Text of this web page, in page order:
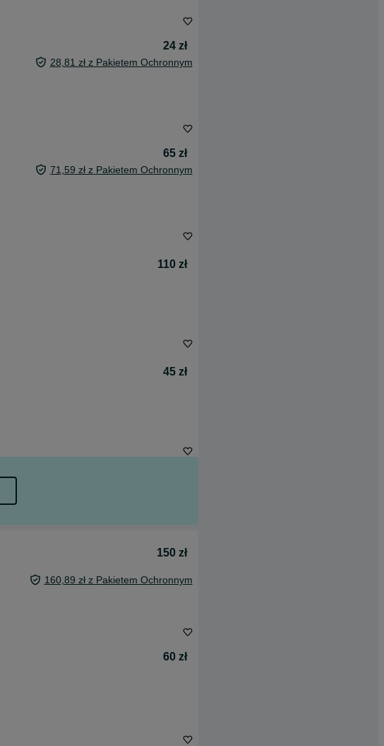
24 zł
28,81 zł z Pakietem Ochronnym
65 zł
71,59 zł z Pakietem Ochronnym
110 zł
45 zł
150 zł
160,89 zł z Pakietem Ochronnym
60 zł